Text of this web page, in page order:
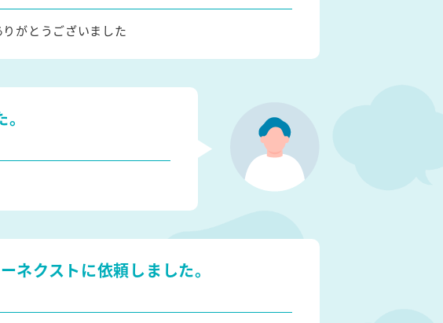
がとうございました
ネクストに依頼しました。